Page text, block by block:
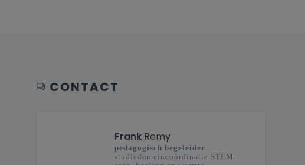
CONTACT
Frank Remy
pedagogisch begeleider
studiedomeincoördinatie STEM: